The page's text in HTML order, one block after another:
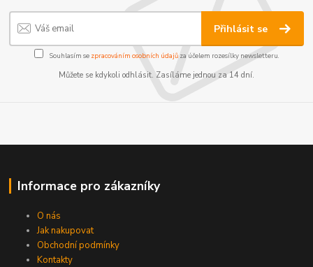
Přihlásit se
Souhlasím se zpracováním osobních údajůza účelem rozesílky newsletteru.
Můžete se kdykoli odhlásit. Zasíláme jednou za 14 dní.
Informace pro zákazníky
O nás
Jak nakupovat
Obchodní podmínky
Kontakty